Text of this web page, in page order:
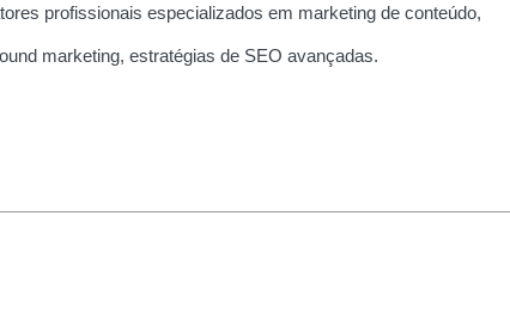
profissionais especializados em marketing de conteúdo,
marketing, estratégias de SEO avançadas.